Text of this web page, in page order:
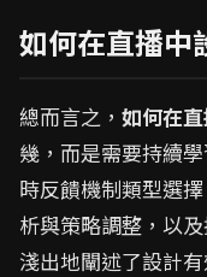
如何在直播中
總而言之， 如何在
幾，而是需要持續
時反饋機制類型選
析與策略調整，以
淺出地闡述了設計